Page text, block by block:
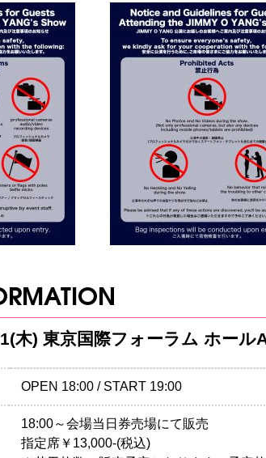
木) 東京国際フォーラム ホール
OPEN 18:00 / START 19:00
18:00～会場当日券売場にて販売
指定席￥13,000-(税込)